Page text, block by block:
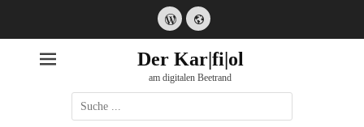
WordPress
Website
Der Kar|fi|ol
am digitalen Beetrand
Suche
nach: